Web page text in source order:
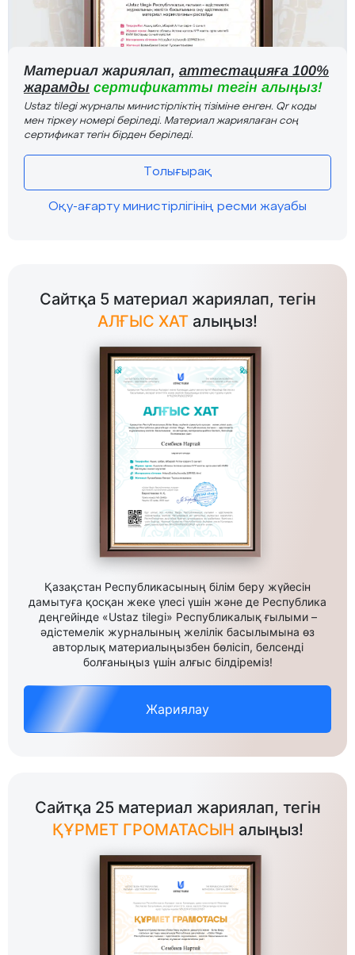
Материал жариялап, аттестацияға 100%
жарамды сертификатты тегін алыңыз!
Ustaz tilegi журналы министірліктің тізіміне енген. Qr коды
мен тіркеу номері беріледі. Материал жариялаған соң
сертификат тегін бірден беріледі.
Толығырақ
Оқу-ағарту министірлігінің ресми жауабы
Сайтқа 5 материал жариялап, тегін
АЛҒЫС ХАТ алыңыз!
Қазақстан Республикасының білім беру жүйесін
дамытуға қосқан жеке үлесі үшін және де Республика
деңгейінде «Ustaz tilegi» Республикалық ғылыми –
әдістемелік журналының желілік басылымына өз
авторлық материалыңызбен бөлісіп, белсенді
болғаныңыз үшін алғыс білдіреміз!
Жариялау
Сайтқа 25 материал жариялап, тегін
ҚҰРМЕТ ГРОМАТАСЫН алыңыз!